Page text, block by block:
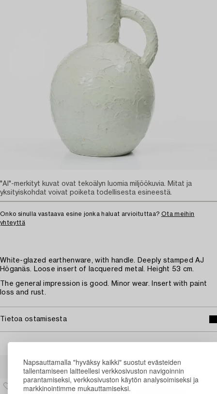
Napsauttamalla "hyväksy kaikki" suostut evästeiden
tallentamiseen laitteellesi verkkosivuston navigoinnin
parantamiseksi, verkkosivuston käytön analysoimiseksi ja
markkinointimme mukauttamiseksi.
Onko sinulla vastaava esine jonka haluat arvioituttaa? Ota meihin
yhteyttä
White-glazed earthenware, with handle. Deeply stamped AJ
Höganäs. Loose insert of lacquered metal. Height 53 cm.
The general impression is good. Minor wear. Insert with paint
loss and rust.
Tietoa ostamisesta
"AI"-merkityt kuvat ovat tekoälyn luomia miljöökuvia. Mitat ja
yksityiskohdat voivat poiketa todellisesta esineestä.
Muiden katsomia kohteita